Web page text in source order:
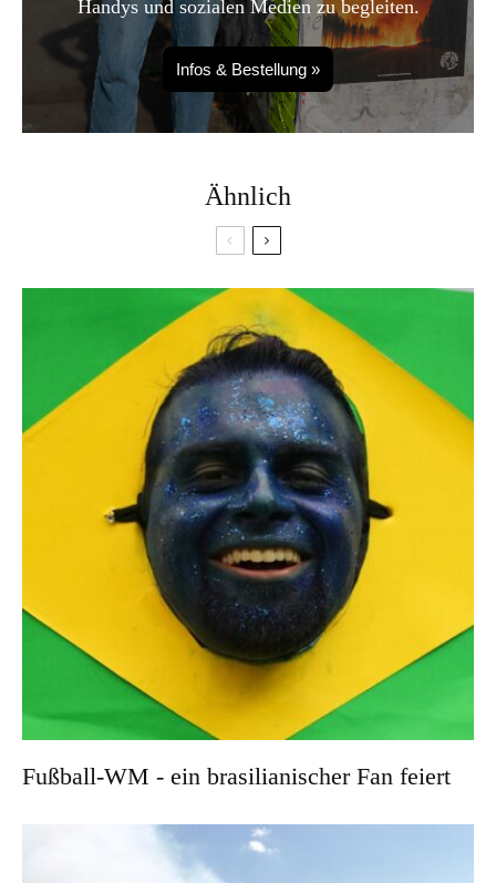
Handys und sozialen Medien zu begleiten.
Infos & Bestellung »
Ähnlich
Fußball-WM - ein brasilianischer Fan feiert